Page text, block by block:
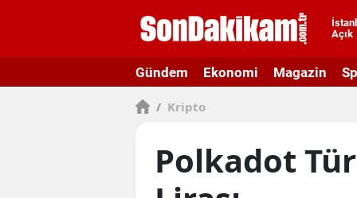
Açık
Gündem Ekonomi Magazin
/ Kripto
Polkadot